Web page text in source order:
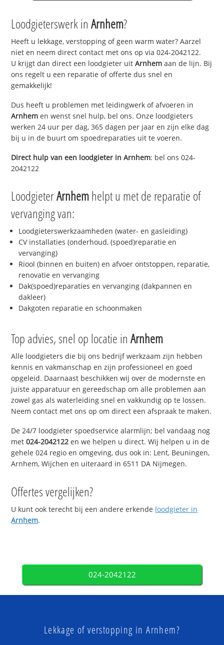
Loodgieterswerk inArnhem?
Heeft u lekkage, verstopping of geen warm water? Aarzel
niet en neem direct contact met ons op via 024-2042122.
U krijgt dan direct een loodgieter uitArnhem aan de lijn. Bij
ons regelt u een reparatie of offerte dus snel en
gemakkelijk!
Dus heeft u problemen met leidingwerk of afvoeren in
Arnhem en wenst snel hulp, bel ons. Onze loodgieters
werken 24 uur per dag, 365 dagen per jaar en zijn elke dag
bij u in de buurt om spoedreparaties uit te voeren.
Direct hulp van een loodgieter inArnhem: bel ons 024-
2042122
LoodgieterArnhemhelpt u met de reparatie of
vervanging van:
Loodgieterswerkzaamheden (water- en gasleiding)
CV installaties (onderhoud, (spoed)reparatie en
vervanging)
Riool (binnen en buiten) en afvoer ontstoppen, reparatie,
renovatie en vervanging
Dak(spoed)reparaties en vervanging (dakpannen en
dakleer)
Dakgoten reparatie en schoonmaken
Top advies, snel op locatie inArnhem
Alle loodgieters die bij ons bedrijf werkzaam zijn hebben
kennis en vakmanschap en zijn professioneel en goed
opgeleid. Daarnaast beschikken wij over de modernste en
juiste apparatuur en gereedschap om alle problemen aan
zowel gas als waterleiding snel en vakkundig op te lossen.
Neem contact met ons op om direct een afspraak te maken.
De 24/7 loodgieter spoedservice alarmlijn; bel vandaag nog
met024-2042122 en we helpen u direct. Wij helpen u in de
gehele 024 regio en omgeving, dus ook in: Lent, Beuningen,
Arnhem, Wijchen en uiteraard in 6511 DA Nijmegen.
Offertes vergelijken?
U kunt ook terecht bij een andere erkende loodgieter in
Arnhem.
024-2042122
Lekkage of verstopping in Arnhem?